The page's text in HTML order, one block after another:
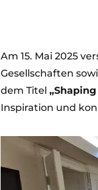
Am 15. Mai 2025
Gesellschaften
dem Titel
Inspiration und